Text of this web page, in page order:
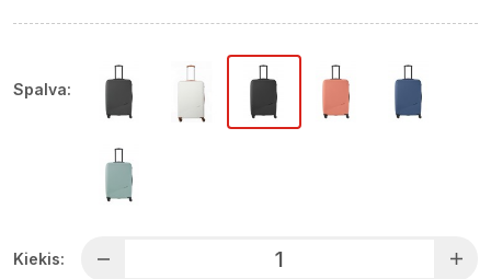
Spalva:
Kiekis: